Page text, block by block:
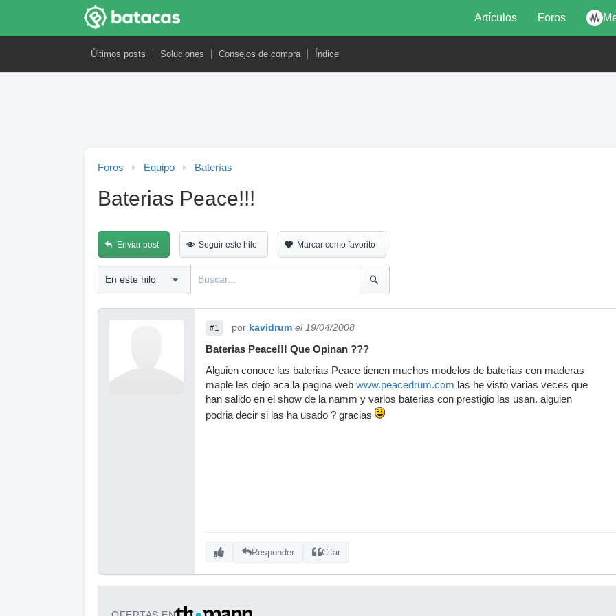
Artículos Foros
Últimos posts Soluciones Consejos de compra Índice
Foros Equipo Baterías
Baterias Peace!!!
Enviar post Seguir este hilo Marcar como favorito
#1 por kavidrum el 19/04/2008
Baterias Peace!!! Que Opinan ???
Alguien conoce las baterias Peace tienen muchos modelos de baterias con maderas
maple les dejo aca la pagina web www.peacedrum.com las he visto varias veces que
han salido en el show de la namm y varios baterias con prestigio las usan. alguien
podria decir si las ha usado ? gracias
Responder Citar